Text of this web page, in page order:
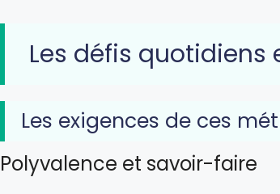
Les défis
Les exigences de ces
Polyvalence et savoir-faire